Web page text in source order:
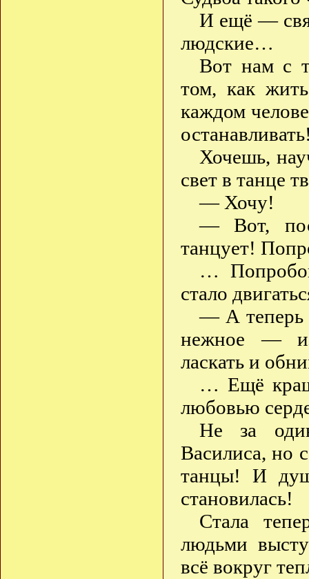
И ещё —
людские…
Вот нам с
том, как
каждом
Хочешь,
свет в танце
— Хочу!
— Вот,
танцует!
…
стало
— А теперь
нежное — из
ласкать и
… Ещё
любовью
Не за
Василиса, но
танцы! И
становилась!
Стала
людьми
всё вокруг